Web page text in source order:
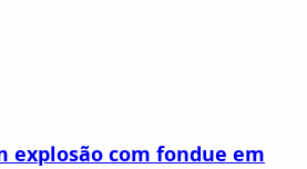
explosão com fondue em